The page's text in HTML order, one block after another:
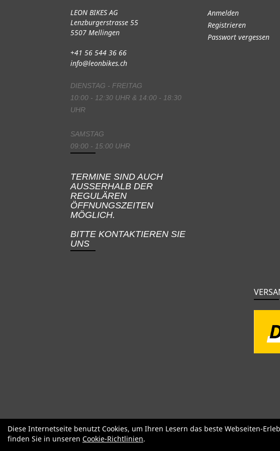
LEON BIKES AG
Lenzburgerstrasse 55
5507 Mellingen
+41 56 544 36 66
info@leonbikes.ch
DIENSTAG - FREITAG
10:00 - 12:30 UHR & 14:00 - 18:30
UHR
SAMSTAG
09:00 - 15:00 UHR
TERMINE SIND AUCH
AUSSERHALB DER
REGULÄREN
ÖFFNUNGSZEITEN
MÖGLICH.
BITTE KONTAKTIEREN SIE
UNS
Anmelden
Registrieren
Passwort vergessen
SALE Specialized Factor Cervélo BMC Orbea
Diese Internetseite benutzt Cookies, um Ihren Lesern das beste Webseiten-
finden Sie in unseren Cookie-Richtlinien.